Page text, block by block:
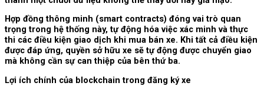
Hợp đồng thông minh (smart contracts) đóng vai trò quan
trọng trong hệ thống này, tự động hóa việc xác minh và thực
thi các điều kiện giao dịch khi mua bán xe. Khi tất cả điều kiện
được đáp ứng, quyền sở hữu xe sẽ tự động được chuyển giao
mà không cần sự can thiệp của bên thứ ba.
Lợi ích chính của blockchain trong đăng ký xe